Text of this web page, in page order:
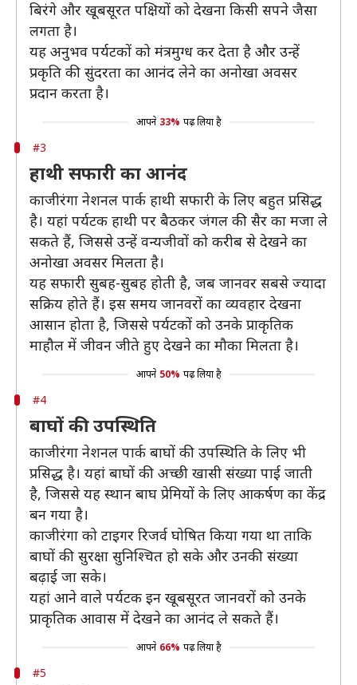
बिरंगे और खूबसूरत पक्षियों को देखना किसी सपने जैसा
लगता है।
यह अनुभव पर्यटकों को मंत्रमुग्ध कर देता है और उन्हें
प्रकृति की सुंदरता का आनंद लेने का अनोखा अवसर
प्रदान करता है।
आपने 33% पढ़ लिया है
#3
हाथी सफारी का आनंद
काजीरंगा नेशनल पार्क हाथी सफारी के लिए बहुत प्रसिद्ध
है। यहां पर्यटक हाथी पर बैठकर जंगल की सैर का मजा ले
सकते हैं, जिससे उन्हें वन्यजीवों को करीब से देखने का
अनोखा अवसर मिलता है।
यह सफारी सुबह-सुबह होती है, जब जानवर सबसे ज्यादा
सक्रिय होते हैं। इस समय जानवरों का व्यवहार देखना
आसान होता है, जिससे पर्यटकों को उनके प्राकृतिक
माहौल में जीवन जीते हुए देखने का मौका मिलता है।
आपने 50% पढ़ लिया है
#4
बाघों की उपस्थिति
काजीरंगा नेशनल पार्क बाघों की उपस्थिति के लिए भी
प्रसिद्ध है। यहां बाघों की अच्छी खासी संख्या पाई जाती
है, जिससे यह स्थान बाघ प्रेमियों के लिए आकर्षण का केंद्र
बन गया है।
काजीरंगा को टाइगर रिजर्व घोषित किया गया था ताकि
बाघों की सुरक्षा सुनिश्चित हो सके और उनकी संख्या
बढ़ाई जा सके।
यहां आने वाले पर्यटक इन खूबसूरत जानवरों को उनके
प्राकृतिक आवास में देखने का आनंद ले सकते हैं।
आपने 66% पढ़ लिया है
#5